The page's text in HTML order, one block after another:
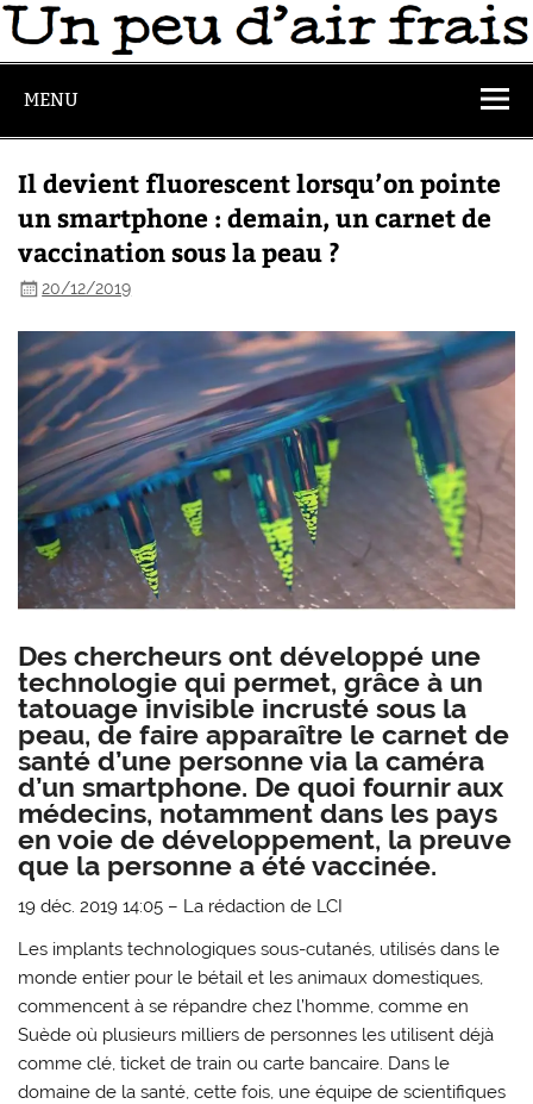
MENU
Il devient fluorescent lorsqu’on pointe
un smartphone : demain, un carnet de
vaccination sous la peau ?
20/12/2019
Des chercheurs ont développé une
technologie qui permet, grâce à un
tatouage invisible incrusté sous la
peau, de faire apparaître le carnet de
santé d’une personne via la caméra
d’un smartphone. De quoi fournir aux
médecins, notamment dans les pays
en voie de développement, la preuve
que la personne a été vaccinée.
19 déc. 2019 14:05 – La rédaction de LCI
Les implants technologiques sous-cutanés, utilisés dans le
monde entier pour le bétail et les animaux domestiques,
commencent à se répandre chez l’homme, comme en
Suède où plusieurs milliers de personnes les utilisent déjà
comme clé, ticket de train ou carte bancaire. Dans le
domaine de la santé, cette fois, une équipe de scientifiques